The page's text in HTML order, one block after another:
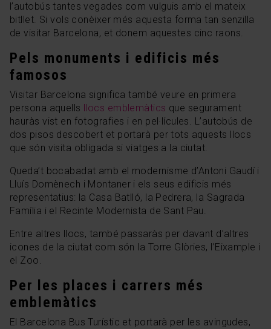
l’autobús tantes vegades com vulguis amb el mateix
bitllet. Si vols conèixer més aquesta forma tan senzilla
de visitar Barcelona, et donem aquestes cinc raons.
Pels monuments i edificis més
famosos
Visitar Barcelona significa també veure en primera
persona aquells
llocs emblemàtics que segurament
hauràs vist en fotografies i en pel·lícules. L’autobús de
dos pisos descobert et portarà per tots aquests llocs
que són visita obligada si viatges a la ciutat.
Queda’t bocabadat amb el modernisme d’Antoni Gaudí i
Lluís Domènech i Montaner i els seus edificis més
representatius: la Casa Batlló, la Pedrera, la Sagrada
Família i el Recinte Modernista de Sant Pau.
Entre altres llocs, també passaràs per davant d’altres
icones de la ciutat com són la Torre Glòries, l’Eixample i
el Zoo.
Per les places i carrers més
emblemàtics
El Barcelona Bus Turístic et portarà per les avingudes,